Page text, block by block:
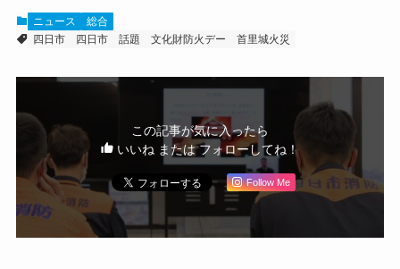
ニュース
総合
四日市
四日市 話題 文化財防火デー 首里城火災
この記事が気に入ったら
いいね または フォローしてね！
Follow Me